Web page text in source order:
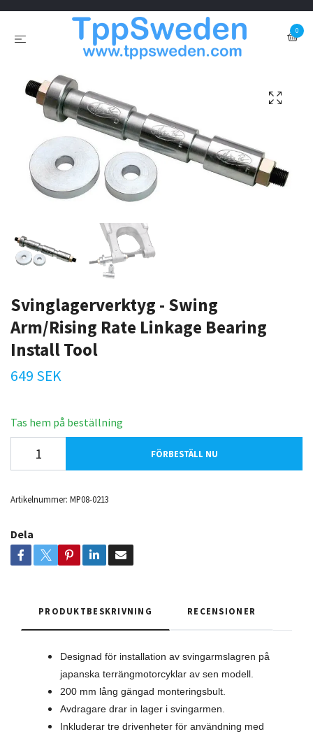
0
Svinglagerverktyg - Swing
Arm/Rising Rate Linkage Bearing
Install Tool
649 SEK
Tas hem på beställning
FÖRBESTÄLL NU
Artikelnummer: MP08-0213
Dela
PRODUKTBESKRIVNING RECENSIONER
Designad för installation av svingarmslagren på
japanska terrängmotorcyklar av sen modell.
200 mm lång gängad monteringsbult.
Avdragare drar in lager i svingarmen.
Inkluderar tre drivenheter för användning med